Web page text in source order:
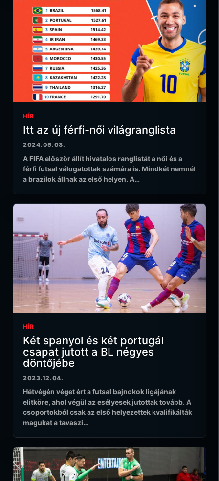
HÍR
Itt az új férfi-női világranglista
2024.05.08.
A FIFA először állít hivatalos ranglistát a női és a
férfi futsal válogatottak számára is. Mindkét nemnél
a brazilok állnak az első helyen. A…
HÍR
Két spanyol és két portugál
csapat jutott a BL négyes
döntőjébe
2023.12.04.
Hétvégén véget ért a futsal bajnokok ligájának
elitköre, ahol végül az esélyesek jutottak tovább. A
csoportokból csak az első helyezettek kvalifikálták
magukat a tavaszi…